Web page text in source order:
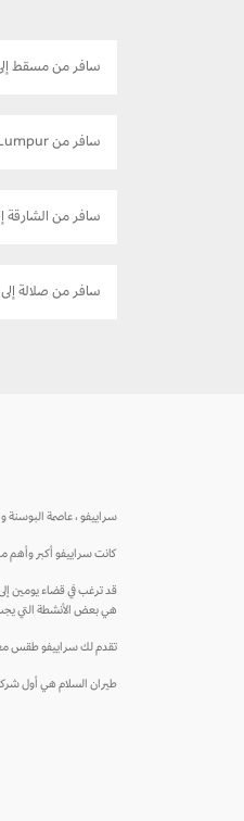
سافر من مسقط
سافر من Kuala Lumpur إلى سراييفو
سافر من الشارقة
سافر من صلالة
سراييفو ، عاصمة
كانت سراييفو أكبر وأهم
قد ترغب في قضاء يومين
هي بعض الأنشطة التي يجب
تقدم لك سراييفو طقس
طيران السلام هي أول شركة طيران